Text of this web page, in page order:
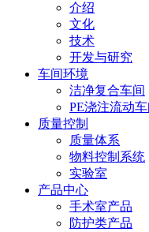
介绍
文化
技术
开发与研究
车间环境
洁净复合车间
PE浇注流动车
质量控制
质量体系
物料控制系统
实验室
产品中心
手术室产品
防护类产品